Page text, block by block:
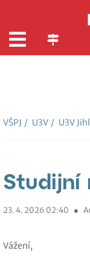
VŠPJ / U3V / U3V
Studijní
23. 4. 2026 02:40 ●
Vážení,